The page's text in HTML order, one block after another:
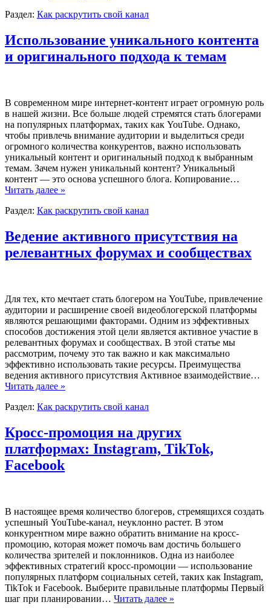
Раздел: Как раскрутить свой канал
Использование уникального контента
и оригинального подхода к темам
В современном мире интернет-контент играет огромную роль
в нашей жизни. Все больше людей стремятся стать блогерами
на популярных платформах, таких как YouTube. Однако,
чтобы привлечь внимание аудитории и выделиться среди
огромного количества конкурентов, важно использовать
уникальный контент и оригинальный подход к выбранным
темам. Зачем нужен уникальный контент? Уникальный
контент — это основа успешного блога. Копирование…
Читать далее »
Раздел: Как раскрутить свой канал
Ведение активного присутствия на
релевантных форумах и сообществах
Для тех, кто мечтает стать блогером на YouTube, привлечение
аудитории и расширение своей видеоблогерской платформы
являются решающими факторами. Одним из эффективных
способов достижения этой цели является активное участие в
релевантных форумах и сообществах. В этой статье мы
рассмотрим, почему это так важно и как максимально
эффективно использовать такие ресурсы. Преимущества
ведения активного присутствия Активное взаимодействие…
Читать далее »
Раздел: Как раскрутить свой канал
Кросс-промоция на других
платформах: Instagram, TikTok,
Facebook
В настоящее время количество блогеров, стремящихся создать
успешный YouTube-канал, неуклонно растет. В этом
конкурентном мире важно обратить внимание на кросс-
промоцию, которая может помочь вам достичь большего
количества зрителей и поклонников. Одна из наиболее
эффективных стратегий кросс-промоции — использование
популярных платформ социальных сетей, таких как Instagram,
TikTok и Facebook. Выберите правильные платформы Первый
шаг при планировании… Читать далее »